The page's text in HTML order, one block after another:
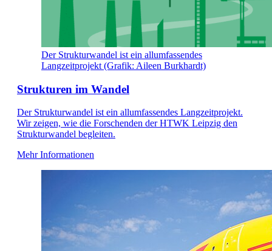
Der Strukturwandel ist ein allumfassendes
Langzeitprojekt (Grafik: Aileen Burkhardt)
Strukturen im Wandel
Der Strukturwandel ist ein allumfassendes Langzeitprojekt.
Wir zeigen, wie die Forschenden der HTWK Leipzig den
Strukturwandel begleiten.
Mehr Informationen